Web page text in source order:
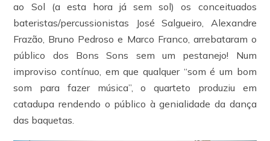
ao Sol (a esta hora já sem sol) os conceituados
bateristas/percussionistas José Salgueiro, Alexandre
Frazão, Bruno Pedroso e Marco Franco, arrebataram o
público dos Bons Sons sem um pestanejo! Num
improviso contínuo, em que qualquer “som é um bom
som para fazer música”, o quarteto produziu em
catadupa rendendo o público à genialidade da dança
das baquetas.